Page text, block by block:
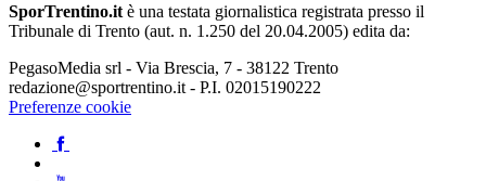
SporTrentino.it è una testata giornalistica registrata presso il
Tribunale di Trento (aut. n. 1.250 del 20.04.2005) edita da:
PegasoMedia srl - Via Brescia, 7 - 38122 Trento
redazione@sportrentino.it - P.I. 02015190222
Preferenze cookie